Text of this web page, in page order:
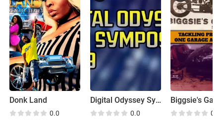
Donk Land
0.0
Digital Odyssey Symposium
0.0
Biggsie's
0.0